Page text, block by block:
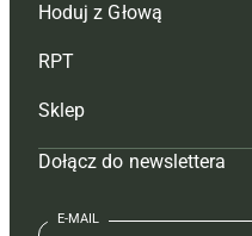
Redakcja
Reklama
Tagi
Mapa serwisu
Kontakt
Hoduj z Głową
Hoduj z głową bydło
Hoduj z głową świnie
Prenumerata
Redakcja
RPT
Redakcja
Prenumerata
Reklama
Sklep
Czasopisma i prenumerata
Książki
Dołącz do newslettera
E-MAIL